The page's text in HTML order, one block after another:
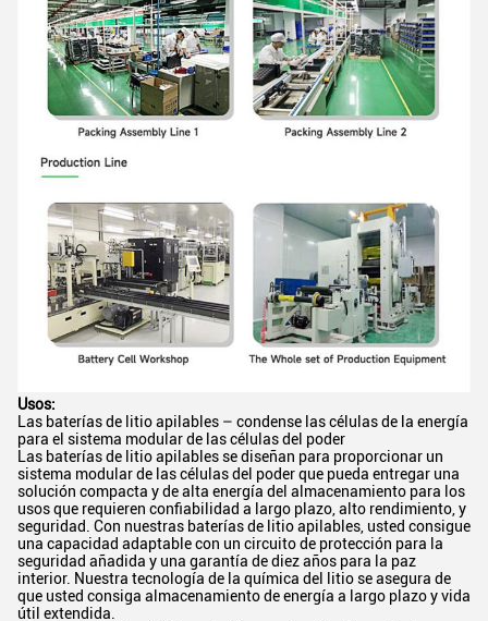
Usos:
Las baterías de litio apilables – condense las células de la energía
para el sistema modular de las células del poder
Las baterías de litio apilables se diseñan para proporcionar un
sistema modular de las células del poder que pueda entregar una
solución compacta y de alta energía del almacenamiento para los
usos que requieren confiabilidad a largo plazo, alto rendimiento, y
seguridad. Con nuestras baterías de litio apilables, usted consigue
una capacidad adaptable con un circuito de protección para la
seguridad añadida y una garantía de diez años para la paz
interior. Nuestra tecnología de la química del litio se asegura de
que usted consiga almacenamiento de energía a largo plazo y vida
útil extendida.